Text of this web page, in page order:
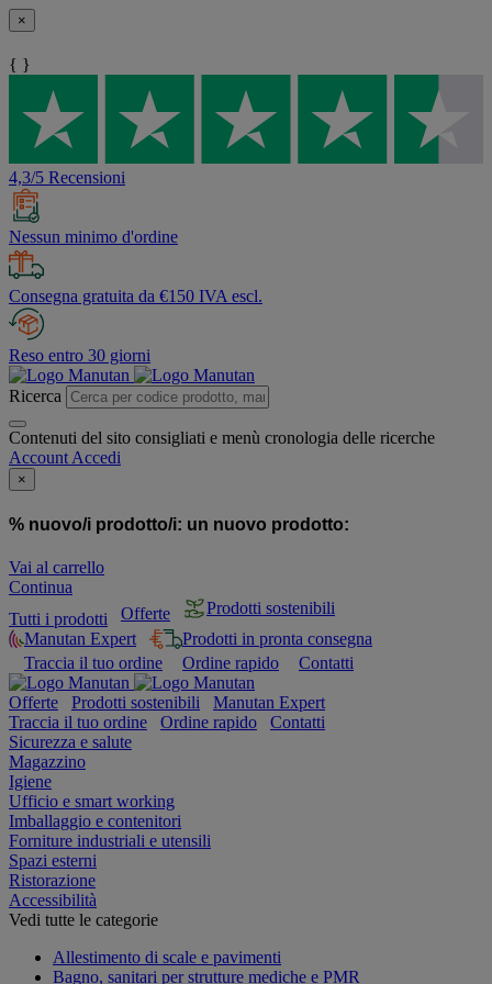
×
{ }
4,3/5 Recensioni
Nessun minimo d'ordine
Consegna gratuita da €150 IVA escl.
Reso entro 30 giorni
Ricerca
Contenuti del sito consigliati e menù cronologia delle ricerche
Account Accedi
×
% nuovo/i prodotto/i: un nuovo prodotto:
Vai al carrello
Continua
Tutti i prodotti
Offerte
Prodotti sostenibili
Manutan Expert
Prodotti in pronta consegna
Traccia il tuo ordine
Ordine rapido Contatti
Offerte Prodotti sostenibili
Manutan Expert
Traccia il tuo ordine
Ordine rapido
Contatti
Sicurezza e salute
Magazzino
Igiene
Ufficio e smart working
Imballaggio e contenitori
Forniture industriali e utensili
Spazi esterni
Ristorazione
Accessibilità
Vedi tutte le categorie
Allestimento di scale e pavimenti
Bagno, sanitari per strutture mediche e PMR